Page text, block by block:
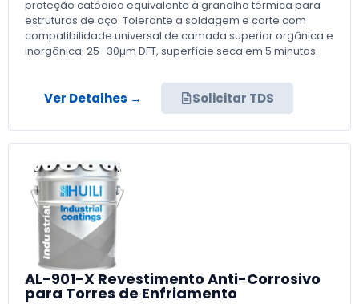
proteção catódica equivalente à granalha térmica para
estruturas de aço. Tolerante a soldagem e corte com
compatibilidade universal de camada superior orgânica e
inorgânica. 25–30µm DFT, superfície seca em 5 minutos.
Ver Detalhes → Solicitar TDS
AL-901-X Revestimento Anti-Corrosivo
para Torres de Enfriamento